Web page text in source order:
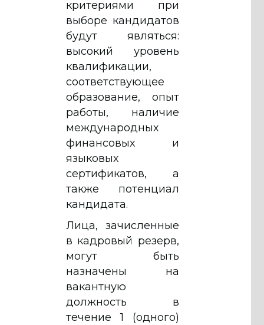
критериями при
выборе кандидатов
будут являться:
высокий уровень
квалификации,
соответствующее
образование, опыт
работы, наличие
международных
финансовых и
языковых
сертификатов, а
также потенциал
кандидата.
Лица, зачисленные
в кадровый резерв,
могут быть
назначены на
вакантную
должность в
течение 1 (одного)